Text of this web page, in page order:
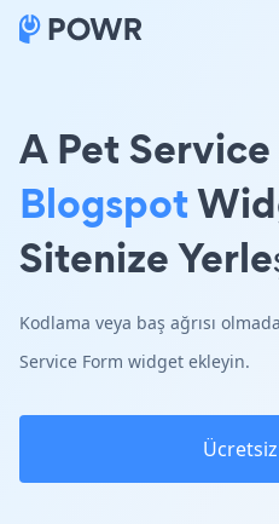
A Pet
Blogspot
Sitenize
Kodlama veya baş ağrısı
Service Form widget ekleyin.